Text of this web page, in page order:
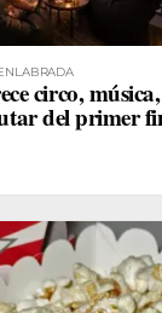
circo,
del primer